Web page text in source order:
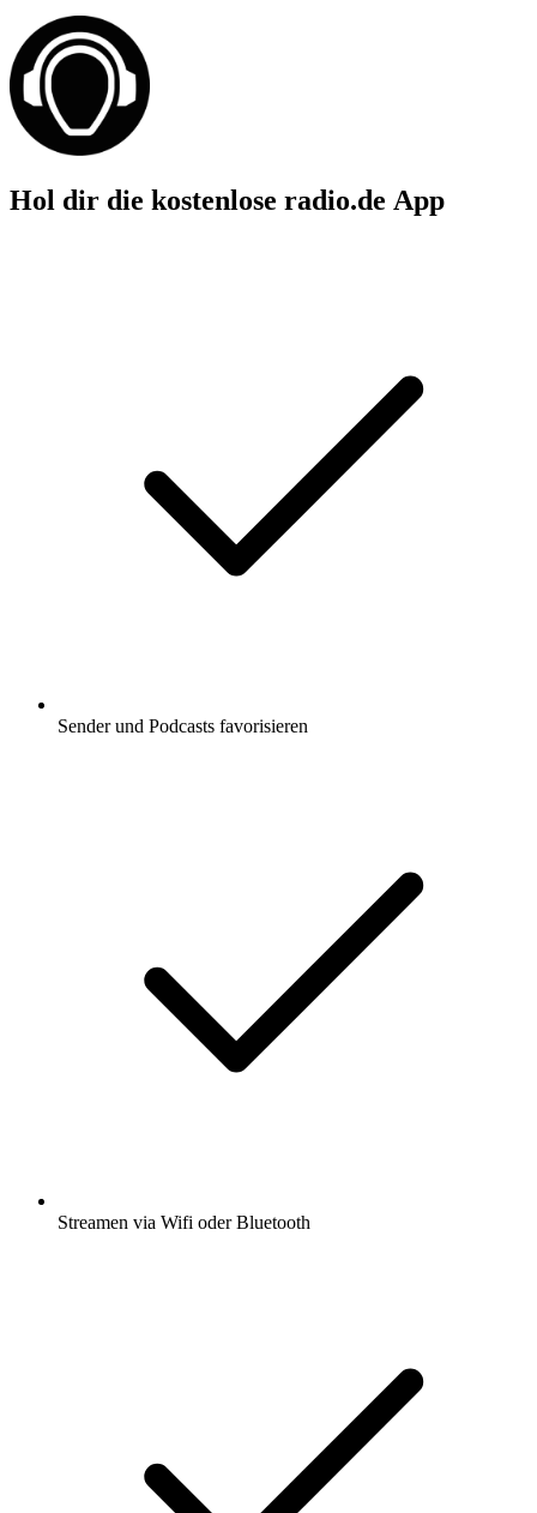
Hol dir die kostenlose radio.de App
Sender und Podcasts favorisieren
Streamen via Wifi oder Bluetooth